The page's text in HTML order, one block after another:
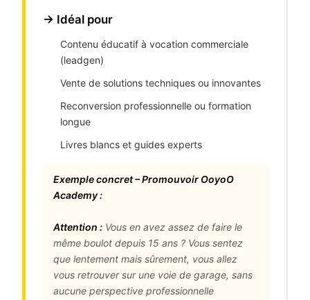
→ Idéal pour
Contenu éducatif à vocation commerciale
(leadgen)
Vente de solutions techniques ou innovantes
Reconversion professionnelle ou formation
longue
Livres blancs et guides experts
Exemple concret – Promouvoir OoyoO
Academy :
Attention : Vous en avez assez de faire le
même boulot depuis 15 ans ? Vous sentez
que lentement mais sûrement, vous allez
vous retrouver sur une voie de garage, sans
aucune perspective professionnelle